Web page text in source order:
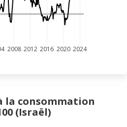
2008 2012 2016 2020 2024
la consommation
(Israël)